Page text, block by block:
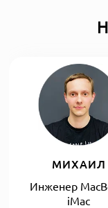
МИХАИЛ
Инженер
iMac